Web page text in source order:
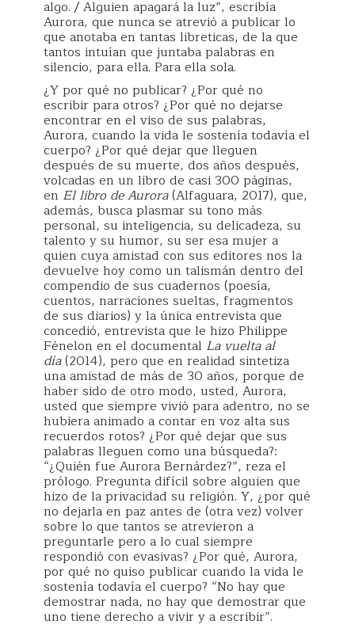
algo. / Alguien apagará la luz”, escribía
Aurora, que nunca se atrevió a publicar lo
que anotaba en tantas libreticas, de la que
tantos intuían que juntaba palabras en
silencio, para ella. Para ella sola.
¿Y por qué no publicar? ¿Por qué no
escribir para otros? ¿Por qué no dejarse
encontrar en el viso de sus palabras,
Aurora, cuando la vida le sostenía todavía el
cuerpo? ¿Por qué dejar que lleguen
después de su muerte, dos años después,
volcadas en un libro de casi 300 páginas,
en El libro de Aurora(Alfaguara, 2017), que,
además, busca plasmar su tono más
personal, su inteligencia, su delicadeza, su
talento y su humor, su ser esa mujer a
quien cuya amistad con sus editores nos la
devuelve hoy como un talismán dentro del
compendio de sus cuadernos (poesía,
cuentos, narraciones sueltas, fragmentos
de sus diarios) y la única entrevista que
concedió, entrevista que le hizo Philippe
Fénelon en el documental La vuelta al
día(2014), pero que en realidad sintetiza
una amistad de más de 30 años, porque de
haber sido de otro modo, usted, Aurora,
usted que siempre vivió para adentro, no se
hubiera animado a contar en voz alta sus
recuerdos rotos? ¿Por qué dejar que sus
palabras lleguen como una búsqueda?:
“¿Quién fue Aurora Bernárdez?”, reza el
prólogo. Pregunta difícil sobre alguien que
hizo de la privacidad su religión. Y, ¿por qué
no dejarla en paz antes de (otra vez) volver
sobre lo que tantos se atrevieron a
preguntarle pero a lo cual siempre
respondió con evasivas? ¿Por qué, Aurora,
por qué no quiso publicar cuando la vida le
sostenía todavía el cuerpo? “No hay que
demostrar nada, no hay que demostrar que
uno tiene derecho a vivir y a escribir”.